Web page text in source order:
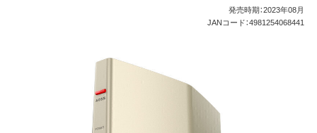
発売時期：2023年08月
JANコード：4981254068441